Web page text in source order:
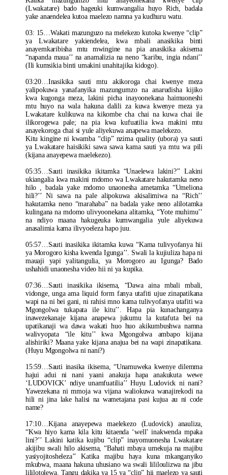
(Lwakatare) bado hageuki kumwangalia huyo Rich, badala
yake anaendelea kutoa maelezo namna ya kudhuru watu.
03: 15…Wakati mazunguzo na melekezo kutoka kwenye “clip”
ya Lwakatare yakiendelea, kwa mbali anasikika binti
anayemkaribisha mtu mwingine na pia anasikika akisema
“napanda maua’’ na anamalizia na neno “karibu, ingia ndani’’
(Ili kumsikia binti umakini unahitajika kidogo).
03:20…Inasikika sauti mtu akikoroga chai kwenye meza
yalipokuwa yanafanyika mazungumzo na anarudisha kijiko
kwa kugonga meza, lakini picha inayoonekana haimuoneshi
mtu huyo na wala hakuna dalili za kuwa kwenye meza ya
Lwakatare kulikuwa na kikombe cha chai na kuwa chai ile
ilikorogewa pale; na pia kwa kufuatilia kwa makini mtu
anayekoroga chai si yule aliyekuwa anapewa maelekezo.
Kitu kingine ni kwamba “clip” nzima quality (ubora) ya sauti
ya Lwakatare haisikiki sawa sawa kama sauti ya mtu wa pili
(kijana anayepewa maelekezo).
05:35…Sauti inasikika ikitamka “Unaelewa lakini?’’ Lakini
ukiangalia kwa makini mdomo wa Lwakatare hakutamka neno
hilo , badala yake mdomo unaonesha ametamka “Umeliona
hili?’’ Ni sawa na pale alipokuwa akisalimiwa na “Rich’’
hakutamka neno “marahaba” na badala yake neno alilotamka
kulingana na mdomo ulivyoonekana alitamka, “Yote muhimu’’
na ndiyo maana hakugeuka kumwangalia yule aliyekuwa
anasalimia kama ilivyoeleza hapo juu.
05:57…Sauti inasikika ikitamka kuwa “Kama tulivyofanya hii
ya Morogoro kisha kwenda Igunga’’. Swali la kujiuliza hapa ni
mauaji yapi yalitangulia, ya Morogoro au Igunga? Bado
ushahidi unaonesha video hii ni ya kupika.
07:36…Sauti inasikika ikisema, “Dawa aina mbali mbali,
vidonge, unga ama liquid form fanya utafiti ujue zinapatikana
wapi na ni bei gani, ni rahisi mno kama tulivyofanya utafiti wa
Mgongolwa tukapata ile kitu’’. Hapa pia kunachanganya
inawezekanaje kijana anapewa jukumu la kutafuta bei na
upatikanaji wa dawa wakati huo huo akikumbushwa namna
walivyopata “ile kitu’’ kwa Mgongolwa ambapo kijana
alishiriki? Maana yake kijana anajua bei na wapi zinapatikana.
(Huyu Mgongolwa ni nani?)
15:59…Sauti inasika ikisema, “Unamuweka kwenye dilemma
hajui adui ni nani yaani anakuja hapa anakukuta wewe
‘LUDOVICK’ ndiye unamfuatilia’’ Huyu Ludovick ni nani?
Yawezekana ni mmoja wa vijana waliokuwa wanajirekodi na
hili ni jina lake halisi na wametajana pasi kujua au ni code
name?
17:10…Kijana anayepewa maelekezo (Ludovick) anauliza,
“Kwa hiyo kama kila kitu kitaenda ‘well’ inakwenda mpaka
lini?’’ Lakini katika kujibu “clip” inayomuonesha Lwakatare
akijibu swali hilo akisema, “Bahati mbaya umekuja na majibu
yasiyojitosheleza’’ Katika majibu haya kuna mkanganyiko
mkubwa, maana hakuna uhusiano wa swali lililoulizwa na jibu
lililotolewa. Tangu dakika ya 15 ya “clip” hii maelezo ya sauti